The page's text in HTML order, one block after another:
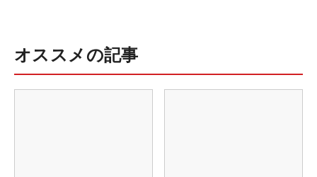
オススメの記事